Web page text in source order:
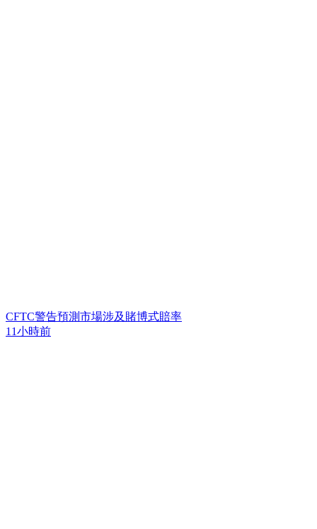
CFTC警告預測市場涉及賭博式賠率
11小時前